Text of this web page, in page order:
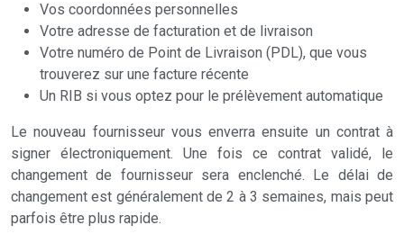
Vos coordonnées personnelles
Votre adresse de facturation et de livraison
Votre numéro de Point de Livraison (PDL), que vous
trouverez sur une facture récente
Un RIB si vous optez pour le prélèvement automatique
Le nouveau fournisseur vous enverra ensuite un contrat à
signer électroniquement. Une fois ce contrat validé, le
changement de fournisseur sera enclenché. Le délai de
changement est généralement de 2 à 3 semaines, mais peut
parfois être plus rapide.